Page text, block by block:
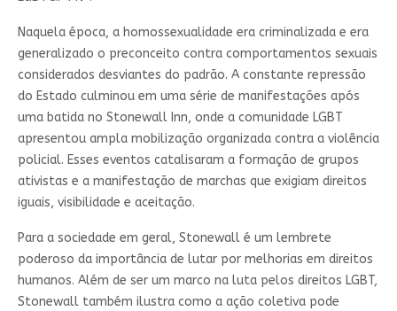
Naquela época, a homossexualidade era criminalizada e era
generalizado o preconceito contra comportamentos sexuais
considerados desviantes do padrão. A constante repressão
do Estado culminou em uma série de manifestações após
uma batida no Stonewall Inn, onde a comunidade LGBT
apresentou ampla mobilização organizada contra a violência
policial. Esses eventos catalisaram a formação de grupos
ativistas e a manifestação de marchas que exigiam direitos
iguais, visibilidade e aceitação.
Para a sociedade em geral, Stonewall é um lembrete
poderoso da importância de lutar por melhorias em direitos
humanos. Além de ser um marco na luta pelos direitos LGBT,
Stonewall também ilustra como a ação coletiva pode